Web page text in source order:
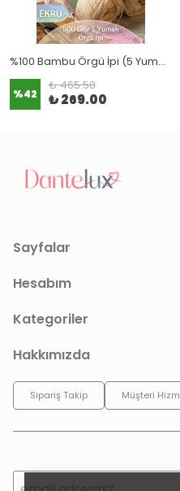
%100 Bambu Örgü İpi (5 Yumak / 500 Gram / 1600 Metre)
%42
₺ 465.58
₺ 269.00
Sayfalar
Hesabım
Kategoriler
Hakkımızda
Sipariş Takip Müşteri